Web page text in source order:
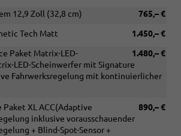
765,– €
12,9 Zoll (32,8 cm)
1.450,– €
Tech Matt
1.480,– €
Paket Matrix-LED-
LED-Scheinwerfer mit Signature
Fahrwerksregelung mit kontinuierlicher
890,– €
XL ACC(Adaptive
inklusive vorausschauender
+ Blind-Spot-Sensor +